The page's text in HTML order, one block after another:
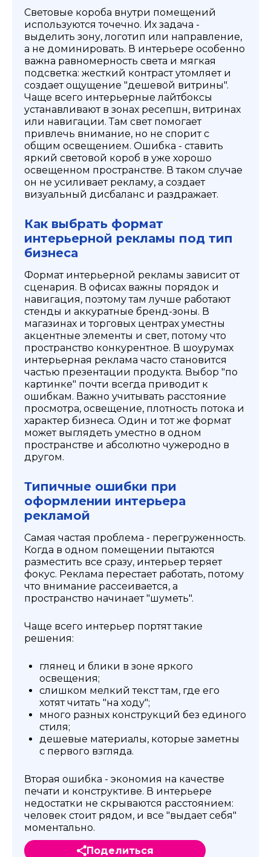
Световые короба внутри помещений
используются точечно. Их задача -
выделить зону, логотип или направление,
а не доминировать. В интерьере особенно
важна равномерность света и мягкая
подсветка: жесткий контраст утомляет и
создает ощущение "дешевой витрины".
Чаще всего интерьерные лайтбоксы
устанавливают в зонах ресепшн, витринах
или навигации. Там свет помогает
привлечь внимание, но не спорит с
общим освещением. Ошибка - ставить
яркий световой короб в уже хорошо
освещенном пространстве. В таком случае
он не усиливает рекламу, а создает
визуальный дисбаланс и раздражает.
Как выбрать формат
интерьерной рекламы под тип
бизнеса
Формат интерьерной рекламы зависит от
сценария. В офисах важны порядок и
навигация, поэтому там лучше работают
стенды и аккуратные бренд-зоны. В
магазинах и торговых центрах уместны
акцентные элементы и свет, потому что
пространство конкурентное. В шоурумах
интерьерная реклама часто становится
частью презентации продукта. Выбор "по
картинке" почти всегда приводит к
ошибкам. Важно учитывать расстояние
просмотра, освещение, плотность потока и
характер бизнеса. Один и тот же формат
может выглядеть уместно в одном
пространстве и абсолютно чужеродно в
другом.
Типичные ошибки при
оформлении интерьера
рекламой
Самая частая проблема - перегруженность.
Когда в одном помещении пытаются
разместить все сразу, интерьер теряет
фокус. Реклама перестает работать, потому
что внимание рассеивается, а
пространство начинает "шуметь".
Чаще всего интерьер портят такие
решения:
глянец и блики в зоне яркого
освещения;
слишком мелкий текст там, где его
хотят читать "на ходу";
много разных конструкций без единого
стиля;
дешевые материалы, которые заметны
с первого взгляда.
Вторая ошибка - экономия на качестве
печати и конструктиве. В интерьере
недостатки не скрываются расстоянием:
человек стоит рядом, и все "выдает себя"
моментально.
Поделиться